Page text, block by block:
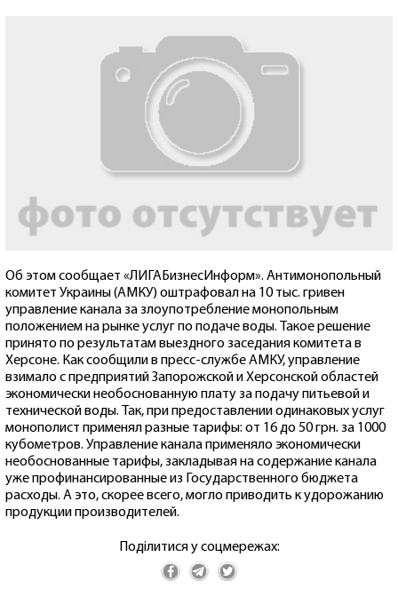
Об этом сообщает «ЛИГАБизнесИнформ». Антимонопольный
комитет Украины (АМКУ) оштрафовал на 10 тыс. гривен
управление канала за злоупотребление монопольным
положением на рынке услуг по подаче воды. Такое решение
принято по результатам выездного заседания комитета в
Херсоне. Как сообщили в пресс-службе АМКУ, управление
взимало с предприятий Запорожской и Херсонской областей
экономически необоснованную плату за подачу питьевой и
технической воды. Так, при предоставлении одинаковых услуг
монополист применял разные тарифы: от 16 до 50 грн. за 1000
кубометров. Управление канала применяло экономически
необоснованные тарифы, закладывая на содержание канала
уже профинансированные из Государственного бюджета
расходы. А это, скорее всего, могло приводить к удорожанию
продукции производителей.
Поділитися у соцмережах: